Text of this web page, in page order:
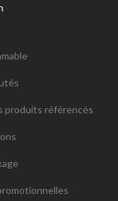
produits référencés